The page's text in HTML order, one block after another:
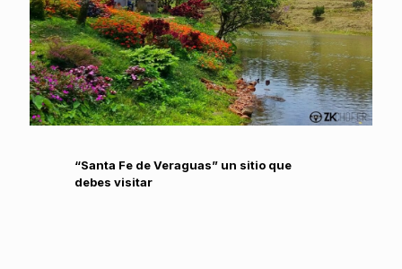
“Santa Fe de Veraguas” un sitio que
debes visitar